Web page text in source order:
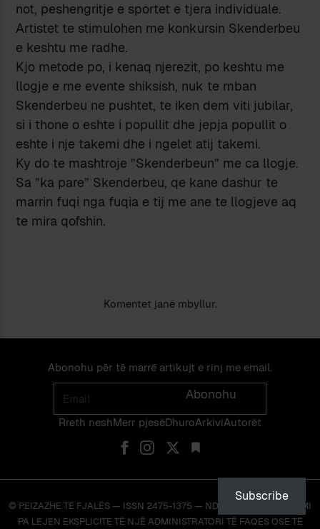
not, peshengritje e sportet e tjera individuale.
Artistet te stimulohen me konkursin Skenderbeu
e keshtu me radhe.
Kjo metode po, i kenaq njerezit, po keshtu me
llogje e me evente shiksish, nuk te mban
Skenderbeu ne pushtet, te iken dem viti jubilar,
si i thone o eshte i popullit dhe jepja popullit o
eshte i nje takemi dhe i ngelet atij takemi.
Ky do te mashtroje ”Skenderbeun” me ca llogje.
Sa ”ka pare” Skenderbeu, qe kane dashur te
marrin fuqi nga fuqia e tij me ane te llogjeve aq
te mira qofshin.
Komentet janë mbyllur.
Abonohu për të marrë artikujt e rinj me email.
Email
Abonohu
Rreth neshMerr pjes​​ë​DhuroArkiviAutorët
© PEIZAZHE TË FJALËS — ISSN 2475-1375 — NDALOHET RIPRODHIMI
PA LEJEN EKSPLICITE TË NJË ADMINISTRATORI TË FAQES OSE TË
Subscribe